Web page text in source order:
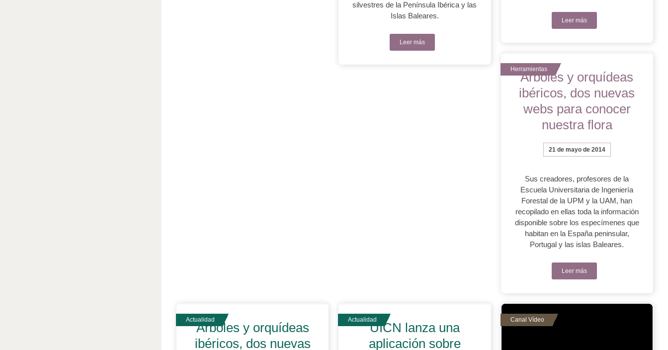
silvestres de la Península Ibérica y las
Islas Baleares.
Leer más
Leer más
Árboles y orquídeas
ibéricos, dos nuevas
webs para conocer
nuestra flora
21 de mayo de 2014
Sus creadores, profesores de la
Escuela Universitaria de Ingeniería
Forestal de la UPM y la UAM, han
recopilado en ellas toda la información
disponible sobre los especímenes que
habitan en la España peninsular,
Portugal y las islas Baleares.
Leer más
Árboles y orquídeas
ibéricos, dos nuevas
UICN lanza una
aplicación sobre